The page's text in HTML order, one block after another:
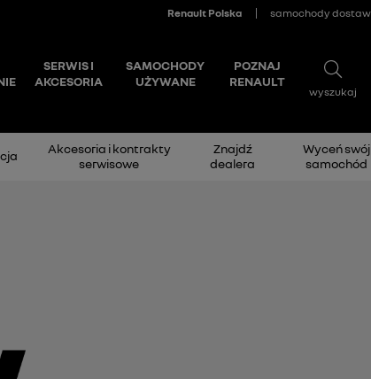
Akcesoria i kontrakty
serwisowe
Znajdź
dealera
Wyceń swój
samochód